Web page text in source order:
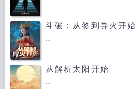
斗破：从签到异火开始
从解析太阳开始